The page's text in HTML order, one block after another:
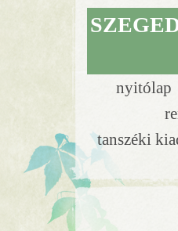
nyitólap
tanszéki